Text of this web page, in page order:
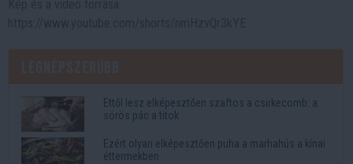
Ettől lesz elképesztően szaftos a csirkecomb: a
sörös pác a titok
Ezért olyan elképesztően puha a marhahús a kínai
éttermekben